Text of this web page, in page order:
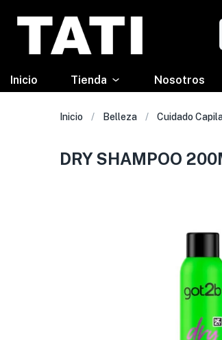
Inicio Tienda Nosotros
Inicio Belleza Cuidado
DRY SHAMPOO